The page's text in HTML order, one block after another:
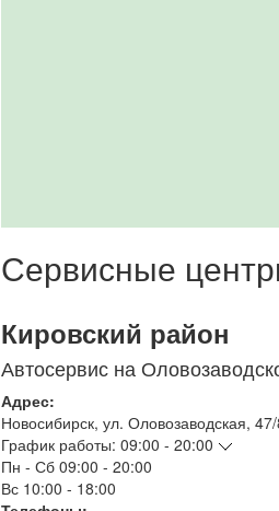
Сервисные
Кировский район
Автосервис на
Адрес:
Новосибирск, ул. Оловозаводская,
График работы: 09:00 - 20:00
Пн - Сб 09:00 - 20:00
Вс 10:00 - 18:00